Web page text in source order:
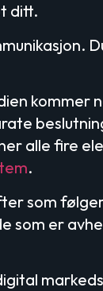
ditt.
kommer
alle fire
.
som
som er